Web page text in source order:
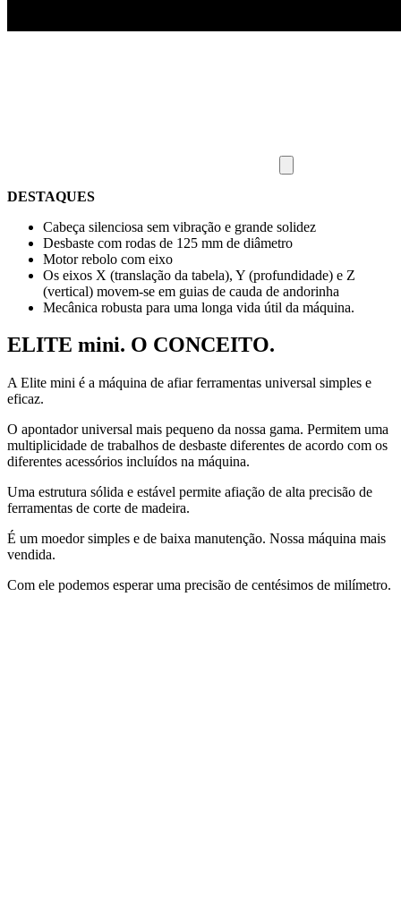
DESTAQUES
Cabeça silenciosa sem vibração e grande solidez
Desbaste com rodas de 125 mm de diâmetro
Motor rebolo com eixo
Os eixos X (translação da tabela), Y (profundidade) e Z
(vertical) movem-se em guias de cauda de andorinha
Mecânica robusta para uma longa vida útil da máquina.
ELITE mini. O CONCEITO.
A Elite mini é a máquina de afiar ferramentas universal simples e
eficaz.
O apontador universal mais pequeno da nossa gama. Permitem uma
multiplicidade de trabalhos de desbaste diferentes de acordo com os
diferentes acessórios incluídos na máquina.
Uma estrutura sólida e estável permite afiação de alta precisão de
ferramentas de corte de madeira.
É um moedor simples e de baixa manutenção. Nossa máquina mais
vendida.
Com ele podemos esperar uma precisão de centésimos de milímetro.